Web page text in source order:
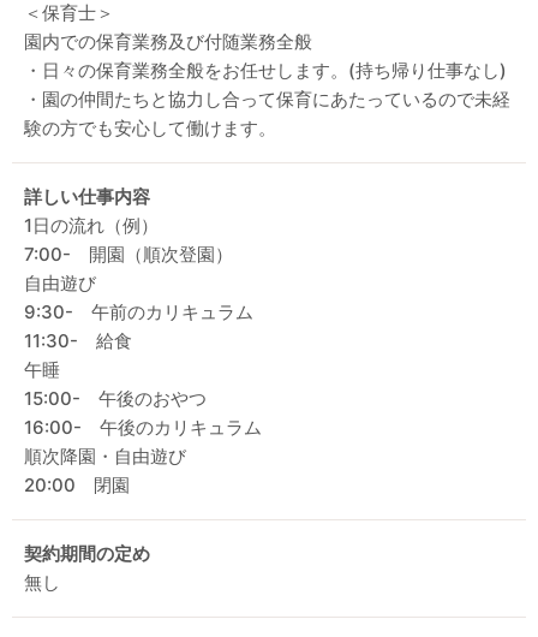
＜保育士＞
園内での保育業務及び付随業務全般
・日々の保育業務全般をお任せします。(持ち帰り仕事なし)
・園の仲間たちと協力し合って保育にあたっているので未経
験の方でも安心して働けます。
詳しい仕事内容
1日の流れ（例）
7:00- 開園（順次登園）
自由遊び
9:30- 午前のカリキュラム
11:30- 給食
午睡
15:00- 午後のおやつ
16:00- 午後のカリキュラム
順次降園・自由遊び
20:00 閉園
契約期間の定め
無し